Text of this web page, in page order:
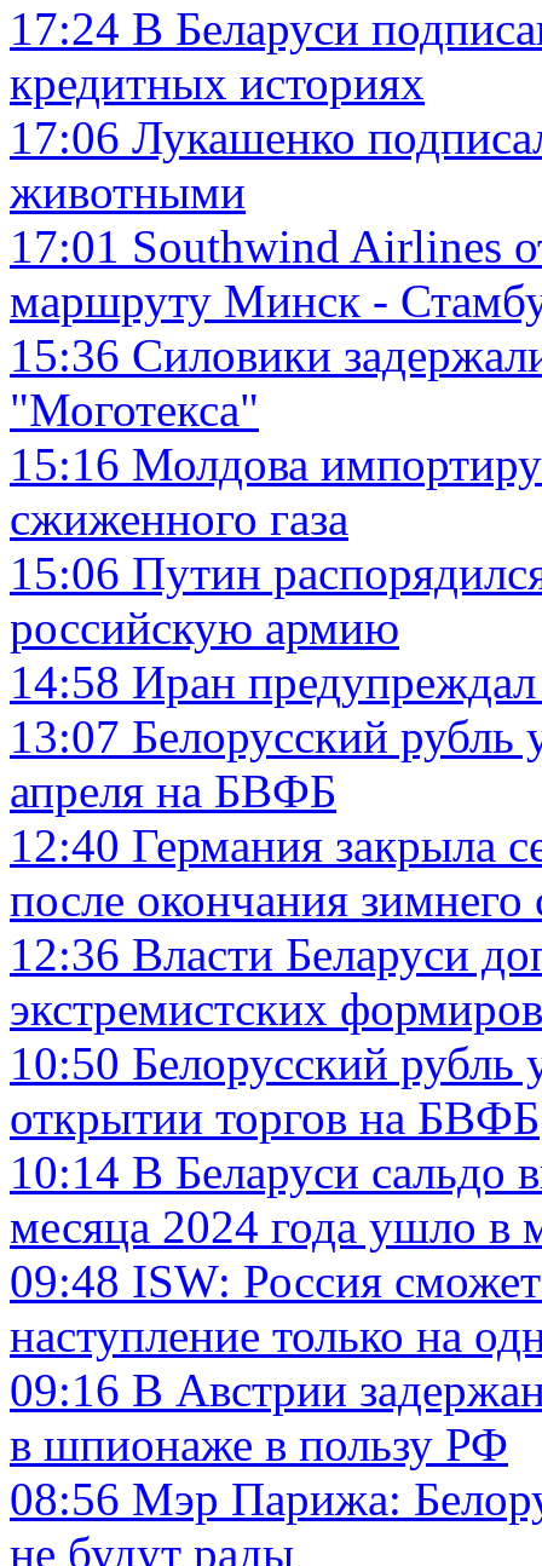
17:24 В Беларуси
кредитных историях
17:06 Лукашенко
животными
17:01 Southwind Airlines
маршруту Минск -
15:36 Силовики
"Моготекса"
15:16 Молдова
сжиженного газа
15:06 Путин
российскую армию
14:58 Иран предупреждал
13:07 Белорусский рубль
апреля на БВФБ
12:40 Германия закрыла
после окончания зимнего
12:36 Власти Беларуси
экстремистских
10:50 Белорусский рубль
открытии торгов на БВФБ
10:14 В Беларуси сальдо
месяца 2024 года ушло в
09:48 ISW: Россия
наступление только на
09:16 В Австрии
в шпионаже в пользу РФ
08:56 Мэр Парижа:
не будут рады